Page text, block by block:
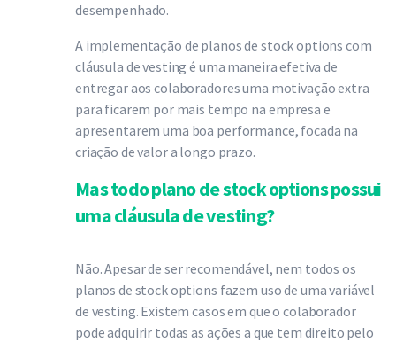
desempenhado.
A implementação de planos de stock options com
cláusula de vesting é uma maneira efetiva de
entregar aos colaboradores uma motivação extra
para ficarem por mais tempo na empresa e
apresentarem uma boa performance, focada na
criação de valor a longo prazo.
Mas todo plano de stock options possui
uma cláusula de vesting?
Não. Apesar de ser recomendável, nem todos os
planos de stock options fazem uso de uma variável
de vesting. Existem casos em que o colaborador
pode adquirir todas as ações a que tem direito pelo